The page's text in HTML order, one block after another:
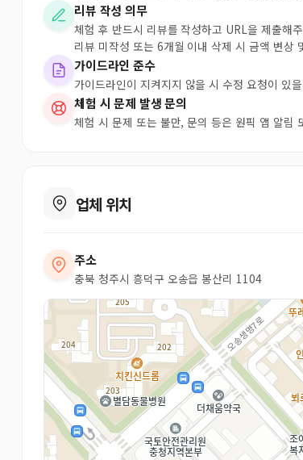
리뷰 작성 의무
체험 후 반드시 리뷰를 작성하고 URL을 제출해
리뷰 미작성 또는 6개월 이내 삭제 시 금액 변상
가이드라인 준수
가이드라인이 지켜지지 않을 시 수정 요청이 있
체험 시 문제 발생 문의
체험 시 문제 또는 불만, 문의 등은 원픽 앱 알림
업체 위치
주소
충북 청주시 흥덕구 오송읍 봉산리 1104